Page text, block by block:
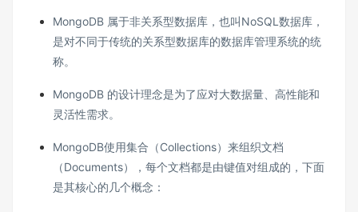
MongoDB 属于非关系型数据库，也叫NoSQL数据库，
是对不同于传统的关系型数据库的数据库管理系统的统
称。
MongoDB 的设计理念是为了应对大数据量、高性能和
灵活性需求。
MongoDB使用集合（Collections）来组织文档
（Documents），每个文档都是由键值对组成的，下面
是其核心的几个概念：